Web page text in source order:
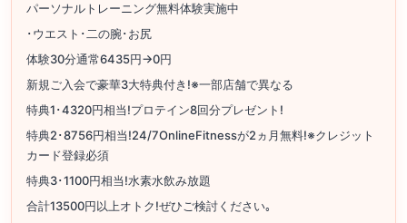
パーソナルトレーニング無料体験実施中
･ウエスト･二の腕･お尻
体験30分通常6435円→0円
新規ご入会で豪華3大特典付き!※一部店舗で異なる
特典1･4320円相当!プロテイン8回分プレゼント!
特典2･8756円相当!24/7OnlineFitnessが2ヵ月無料!※クレジット
カード登録必須
特典3･1100円相当!水素水飲み放題
合計13500円以上オトク!ぜひご検討ください｡